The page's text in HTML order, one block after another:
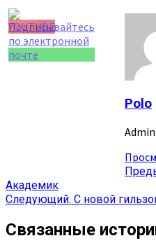
Set Youtube
Polo
записи
Академик
Следующий: С новой
Связанные